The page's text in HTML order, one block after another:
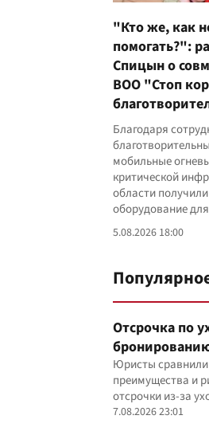
"Кто же, как
помогать?":
Спицын о
ВОО "Стоп
Благодаря
мобильные
критической
области
оборудование
5.08.2026 18:00
Отсрочка по
объяснили,
Юристы сравнили
преимущества и
отсрочки из-за
бронирования
7.08.2026 23:01